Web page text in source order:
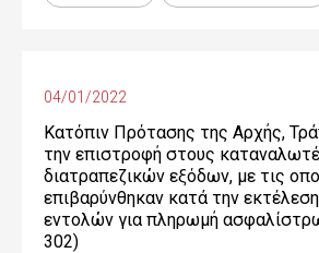
04/01/2022
Κατόπιν Πρότασης της Αρχής,
την επιστροφή στους
διατραπεζικών εξόδων, με τις
επιβαρύνθηκαν κατά την
εντολών για πληρωμή
302)